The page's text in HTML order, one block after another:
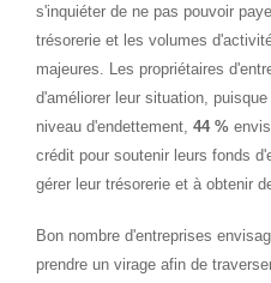
s'inquiéter de ne pas pouvoir
trésorerie et les volumes
majeures. Les propriétaires
d'améliorer leur situation,
niveau d'endettement,44 %
crédit pour soutenir leurs fonds
gérer leur trésorerie et à obtenir
Bon nombre d'entreprises
prendre un virage afin de